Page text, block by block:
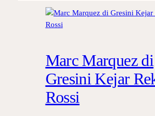
Marc Marquez di
Gresini Kejar
Rossi